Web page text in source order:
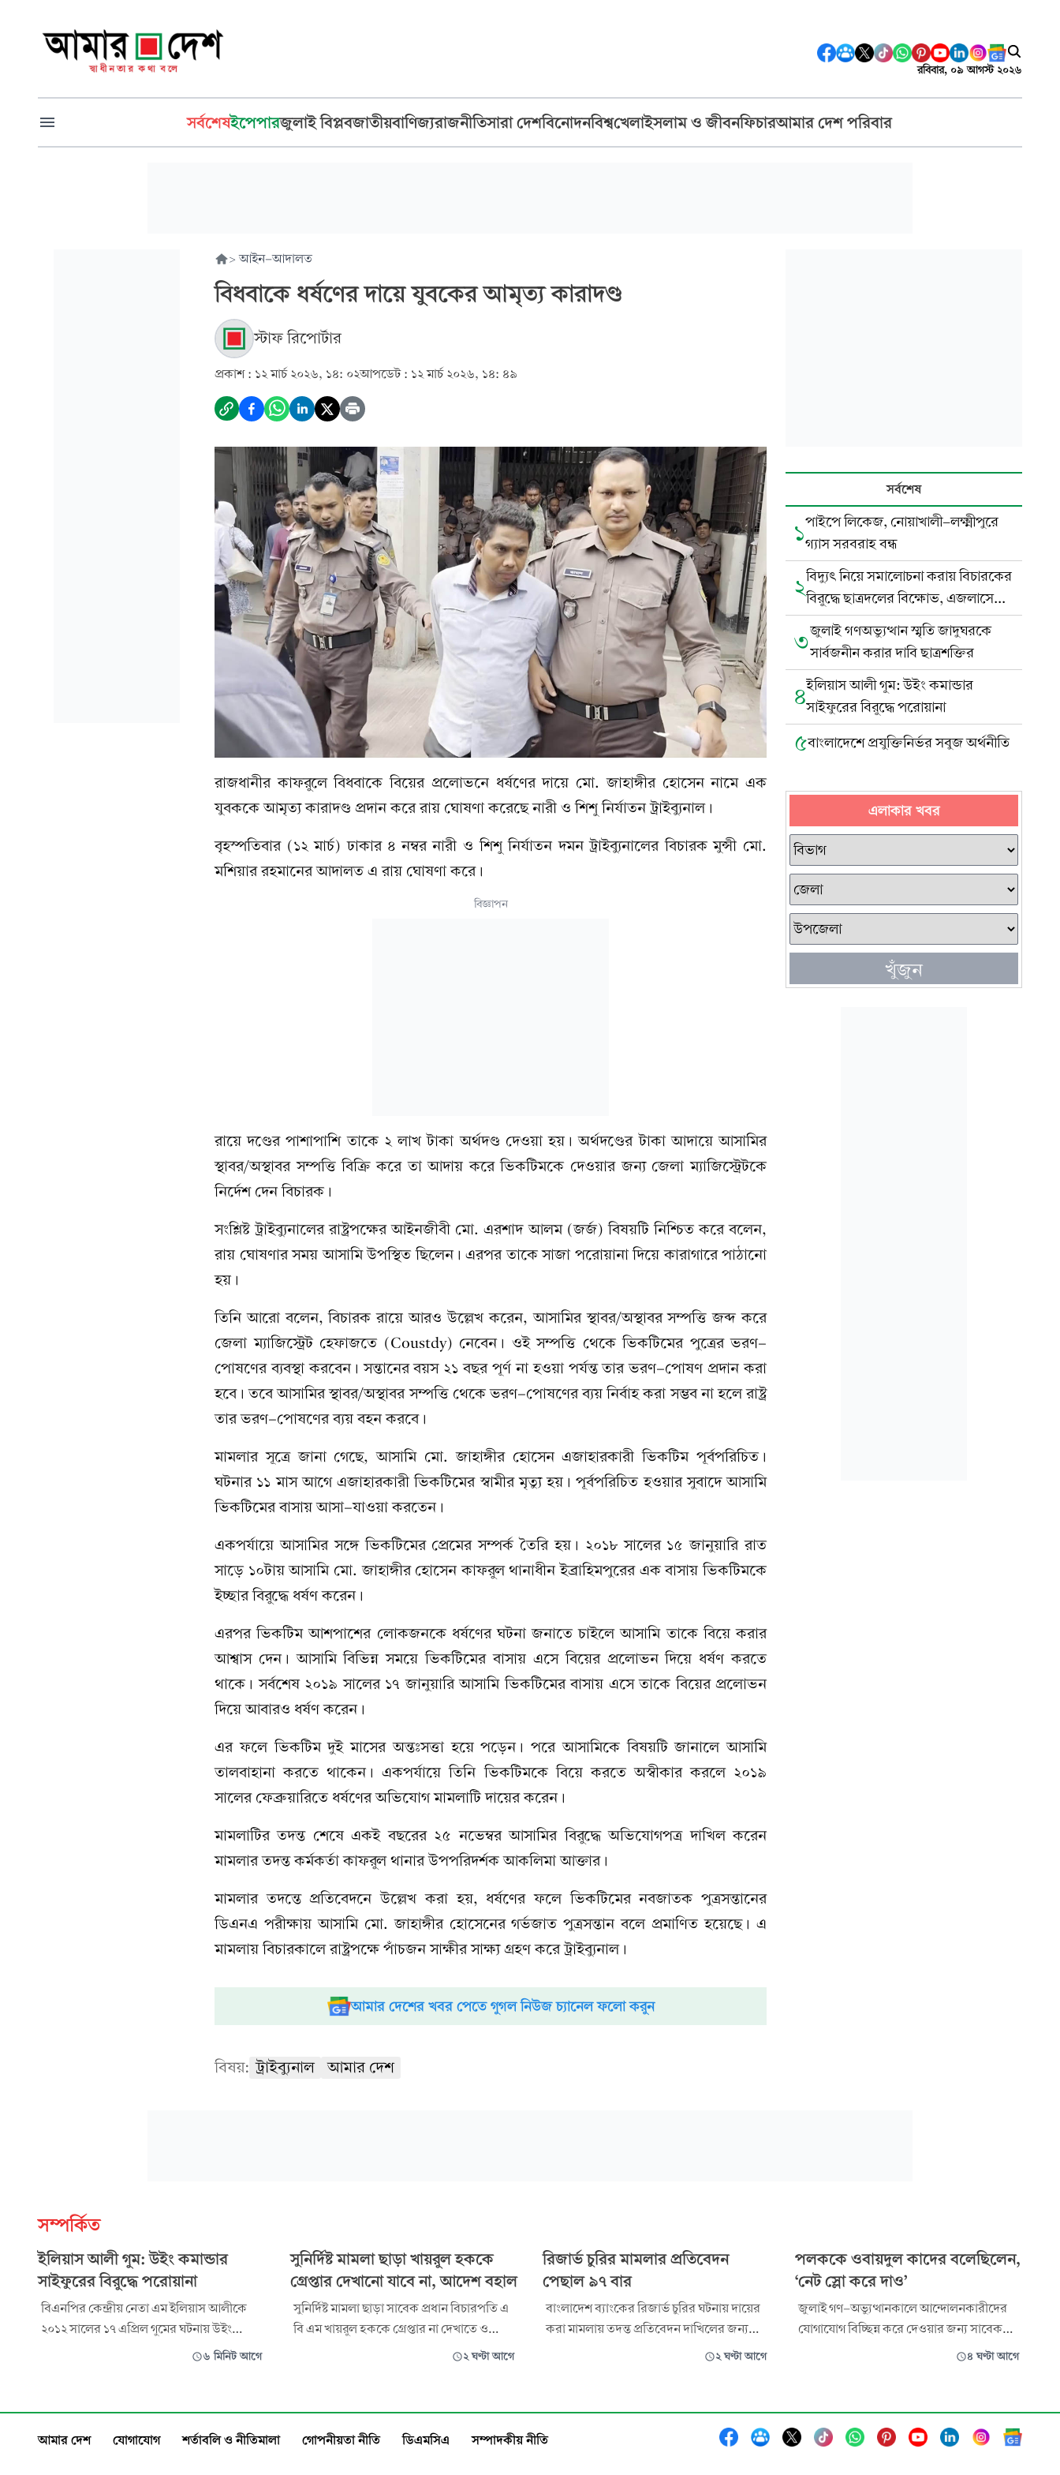
রবিবার, ০৯ আগস্ট ২০২৬
সর্বশেষইপেপারজুলাই বিপ্লবজাতীয়বাণিজ্যরাজনীতিসারা দেশবিনোদনবিশ্বখেলাইসলাম ও জীবনফিচারআমার দেশ পরিবার
> আইন-আদালত
বিধবাকে ধর্ষণের দায়ে যুবকের আমৃত্য কারাদণ্ড
স্টাফ রিপোর্টার
প্রকাশ : ১২ মার্চ ২০২৬, ১৪: ০২আপডেট : ১২ মার্চ ২০২৬, ১৪: ৪৯
রাজধানীর কাফরুলে বিধবাকে বিয়ের প্রলোভনে ধর্ষণের দায়ে মো. জাহাঙ্গীর হোসেন নামে এক
যুবককে আমৃত্য কারাদণ্ড প্রদান করে রায় ঘোষণা করেছে নারী ও শিশু নির্যাতন ট্রাইব্যুনাল।
বৃহস্পতিবার (১২ মার্চ) ঢাকার ৪ নম্বর নারী ও শিশু নির্যাতন দমন ট্রাইব্যুনালের বিচারক মুন্সী মো.
মশিয়ার রহমানের আদালত এ রায় ঘোষণা করে।
বিজ্ঞাপন
রায়ে দণ্ডের পাশাপাশি তাকে ২ লাখ টাকা অর্থদণ্ড দেওয়া হয়। অর্থদণ্ডের টাকা আদায়ে আসামির
স্থাবর/অস্থাবর সম্পত্তি বিক্রি করে তা আদায় করে ভিকটিমকে দেওয়ার জন্য জেলা ম্যাজিস্ট্রেটকে
নির্দেশ দেন বিচারক।
সংশ্লিষ্ট ট্রাইব্যুনালের রাষ্ট্রপক্ষের আইনজীবী মো. এরশাদ আলম (জর্জ) বিষয়টি নিশ্চিত করে বলেন,
রায় ঘোষণার সময় আসামি উপস্থিত ছিলেন। এরপর তাকে সাজা পরোয়ানা দিয়ে কারাগারে পাঠানো
হয়।
তিনি আরো বলেন, বিচারক রায়ে আরও উল্লেখ করেন, আসামির স্থাবর/অস্থাবর সম্পত্তি জব্দ করে
জেলা ম্যাজিস্ট্রেট হেফাজতে (Coustdy) নেবেন। ওই সম্পত্তি থেকে ভিকটিমের পুত্রের ভরণ-
পোষণের ব্যবস্থা করবেন। সন্তানের বয়স ২১ বছর পূর্ণ না হওয়া পর্যন্ত তার ভরণ-পোষণ প্রদান করা
হবে। তবে আসামির স্থাবর/অস্থাবর সম্পত্তি থেকে ভরণ-পোষণের ব্যয় নির্বাহ করা সম্ভব না হলে রাষ্ট্র
তার ভরণ-পোষণের ব্যয় বহন করবে।
মামলার সূত্রে জানা গেছে, আসামি মো. জাহাঙ্গীর হোসেন এজাহারকারী ভিকটিম পূর্বপরিচিত।
ঘটনার ১১ মাস আগে এজাহারকারী ভিকটিমের স্বামীর মৃত্যু হয়। পূর্বপরিচিত হওয়ার সুবাদে আসামি
ভিকটিমের বাসায় আসা-যাওয়া করতেন।
একপর্যায়ে আসামির সঙ্গে ভিকটিমের প্রেমের সম্পর্ক তৈরি হয়। ২০১৮ সালের ১৫ জানুয়ারি রাত
সাড়ে ১০টায় আসামি মো. জাহাঙ্গীর হোসেন কাফরুল থানাধীন ইব্রাহিমপুরের এক বাসায় ভিকটিমকে
ইচ্ছার বিরুদ্ধে ধর্ষণ করেন।
এরপর ভিকটিম আশপাশের লোকজনকে ধর্ষণের ঘটনা জনাতে চাইলে আসামি তাকে বিয়ে করার
আশ্বাস দেন। আসামি বিভিন্ন সময়ে ভিকটিমের বাসায় এসে বিয়ের প্রলোভন দিয়ে ধর্ষণ করতে
থাকে। সর্বশেষ ২০১৯ সালের ১৭ জানুয়ারি আসামি ভিকটিমের বাসায় এসে তাকে বিয়ের প্রলোভন
দিয়ে আবারও ধর্ষণ করেন।
এর ফলে ভিকটিম দুই মাসের অন্তঃসত্তা হয়ে পড়েন। পরে আসামিকে বিষয়টি জানালে আসামি
তালবাহানা করতে থাকেন। একপর্যায়ে তিনি ভিকটিমকে বিয়ে করতে অস্বীকার করলে ২০১৯
সালের ফেব্রুয়ারিতে ধর্ষণের অভিযোগ মামলাটি দায়ের করেন।
মামলাটির তদন্ত শেষে একই বছরের ২৫ নভেম্বর আসামির বিরুদ্ধে অভিযোগপত্র দাখিল করেন
মামলার তদন্ত কর্মকর্তা কাফরুল থানার উপপরিদর্শক আকলিমা আক্তার।
মামলার তদন্তে প্রতিবেদনে উল্লেখ করা হয়, ধর্ষণের ফলে ভিকটিমের নবজাতক পুত্রসন্তানের
ডিএনএ পরীক্ষায় আসামি মো. জাহাঙ্গীর হোসেনের গর্ভজাত পুত্রসন্তান বলে প্রমাণিত হয়েছে। এ
মামলায় বিচারকালে রাষ্ট্রপক্ষে পাঁচজন সাক্ষীর সাক্ষ্য গ্রহণ করে ট্রাইব্যুনাল।
আমার দেশের খবর পেতে গুগল নিউজ চ্যানেল ফলো করুন
বিষয়: ট্রাইব্যুনাল আমার দেশ
সর্বশেষ
১পাইপে লিকেজ, নোয়াখালী-লক্ষ্মীপুরে
গ্যাস সরবরাহ বন্ধ
২বিদ্যুৎ নিয়ে সমালোচনা করায় বিচারকের
বিরুদ্ধে ছাত্রদলের বিক্ষোভ, এজলাসে
ভাঙচুর
৩জুলাই গণঅভ্যুত্থান স্মৃতি জাদুঘরকে
সার্বজনীন করার দাবি ছাত্রশক্তির
৪ইলিয়াস আলী গুম: উইং কমান্ডার
সাইফুরের বিরুদ্ধে পরোয়ানা
৫বাংলাদেশে প্রযুক্তিনির্ভর সবুজ অর্থনীতি
এলাকার খবর
খুঁজুন
সম্পর্কিত
ইলিয়াস আলী গুম: উইং কমান্ডার
সাইফুরের বিরুদ্ধে পরোয়ানা
বিএনপির কেন্দ্রীয় নেতা এম ইলিয়াস আলীকে
২০১২ সালের ১৭ এপ্রিল গুমের ঘটনায় উইং
কমান্ডার সাইফুর রহমানের বিরুদ্ধে গ্রেপ্তারি
প্রসিকিউশনের আবেদনের পরিপ্রেক্ষিতে এই
আদেশ দেয়। মামলার প্রসিকিউটর শাইখ মাহদি
৬ মিনিট আগে
সুনির্দিষ্ট মামলা ছাড়া খায়রুল হককে
গ্রেপ্তার দেখানো যাবে না, আদেশ বহাল
সুনির্দিষ্ট মামলা ছাড়া সাবেক প্রধান বিচারপতি এ
বি এম খায়রুল হককে গ্রেপ্তার না দেখাতে ও
হয়রানি না করতে হাইকোর্টের দেওয়া আদেশের
জুবায়ের রহমান চৌধুরীর নেতৃত্বাধীন চার
সদস্যের আপিল বিভাগ রোববার এ আদেশ দেন।
২ ঘণ্টা আগে
রিজার্ভ চুরির মামলার প্রতিবেদন
পেছাল ৯৭ বার
বাংলাদেশ ব্যাংকের রিজার্ভ চুরির ঘটনায় দায়ের
করা মামলায় তদন্ত প্রতিবেদন দাখিলের জন্য
আগামী ১৪ সেপ্টেম্বর দিন ধার্য করেছেন
অতিরিক্ত চীফ মেট্রোপলিটন ম্যাজিস্ট্রেট
সেফাতুল্লাহ'র আদালত এ আদেশ দেন।
২ ঘণ্টা আগে
পলককে ওবায়দুল কাদের বলেছিলেন,
‘নেট স্লো করে দাও’
জুলাই গণ-অভ্যুত্থানকালে আন্দোলনকারীদের
যোগাযোগ বিচ্ছিন্ন করে দেওয়ার জন্য সাবেক
তথ্য ও যোগাযোগপ্রযুক্তি প্রতিমন্ত্রী জুনাইদ
গণঅভ্যুত্থানের সময়কার মানবতাবিরোধী
অপরাধের মামলায় এ-সংক্রান্ত কল রেকর্ড
উপস্থাপ
৪ ঘণ্টা আগে
আমার দেশ যোগাযোগ শর্তাবলি ও নীতিমালা গোপনীয়তা নীতি ডিএমসিএ সম্পাদকীয় নীতি